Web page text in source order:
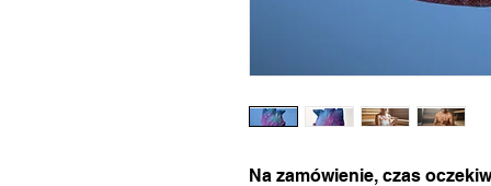
Na zamówienie, czas